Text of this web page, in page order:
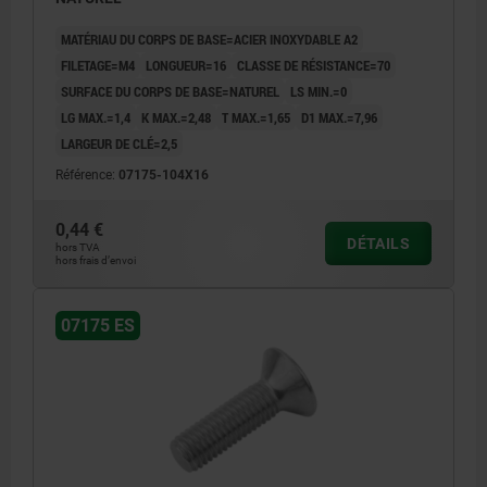
MATÉRIAU DU CORPS DE BASE=ACIER INOXYDABLE A2
FILETAGE=M4
LONGUEUR=16
CLASSE DE RÉSISTANCE=70
SURFACE DU CORPS DE BASE=NATUREL
LS MIN.=0
LG MAX.=1,4
K MAX.=2,48 T MAX.=1,65
D1 MAX.=7,96
LARGEUR DE CLÉ=2,5
Référence: 07175-104X16
0,44 €
hors TVA
hors frais d’envoi
DÉTAILS
07175 ES